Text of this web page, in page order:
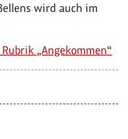
wird auch im
„Angekommen“